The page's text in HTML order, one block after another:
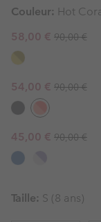
Couleur: Hot
Sale price:
58,00 € Regular
90,00 €
Sale price:
54,00 € Regular
90,00 €
Sale price:
45,00 € Regular
90,00 €
Taille: S (8 ans)